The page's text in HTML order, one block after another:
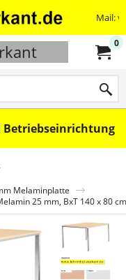
Mail:
0
Betriebseinrichtung
Melaminplatte
25 mm, BxT 140 x 80 cm